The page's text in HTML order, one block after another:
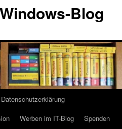
Blog
Datenschutzerklärung
Werben im IT-Blog
Spenden